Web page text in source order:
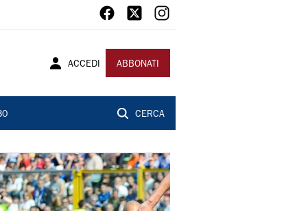
ACCEDI ABBONATI
CERCA